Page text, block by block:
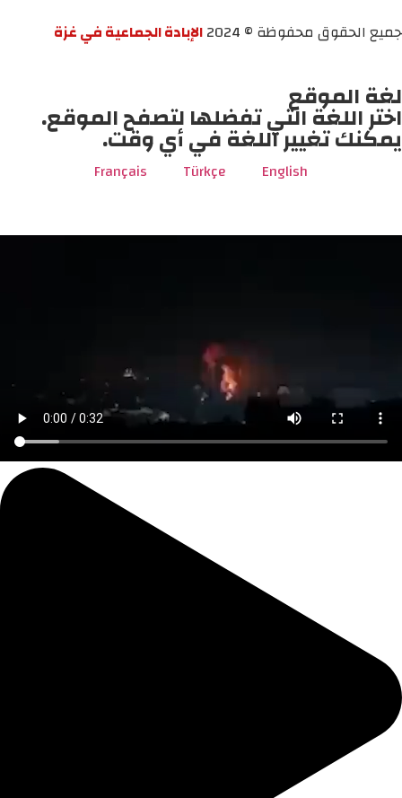
جميع الحقوق محفوظة © 2024
الإبادة الجماعية في غزة
لغة الموقع
اختر اللغة التي تفضلها لتصفح الموقع.
يمكنك تغيير اللغة في أي وقت.
English
Türkçe
Français